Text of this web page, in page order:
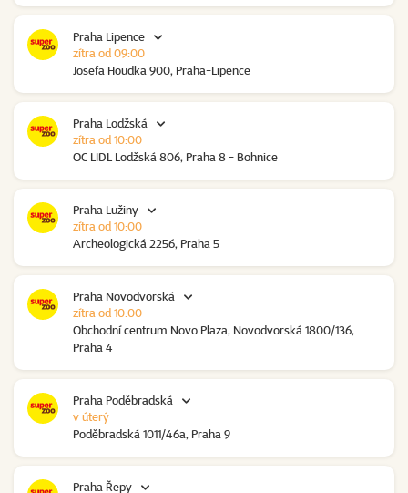
Praha Lipence
Josefa Houdka 900, Praha-Lipence
zítra od 09:00
Praha Lodžská
OC LIDL Lodžská 806, Praha 8 - Bohnice
zítra od 10:00
Praha Lužiny
Archeologická 2256, Praha 5
zítra od 10:00
Praha Novodvorská
Obchodní centrum Novo Plaza, Novodvorská 1800/136,
Praha 4
zítra od 10:00
Praha Poděbradská
Poděbradská 1011/46a, Praha 9
v úterý
Praha Řepy